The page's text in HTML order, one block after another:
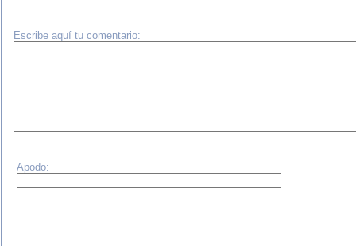
Escribe aquí tu comentario:
Apodo: